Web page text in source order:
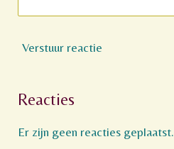
Verstuur reactie
Reacties
Er zijn geen reacties geplaatst.